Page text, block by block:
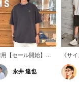
用【セール開始】
別注】FRED PERRY /
Tipped Pique
175cm/70kg)ポロ
永井 達也
《サ
［
用］
シル